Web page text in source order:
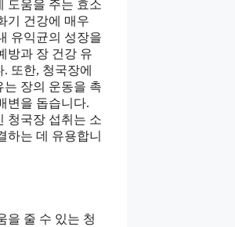
도움을 주는 효소
기 건강에 매우
유익균의 성장을
방과 장 건강 유
또한, 청국장에
는 장의 운동을 촉
변을 돕습니다.
청국장 섭취는 소
하는 데 유용합니
을 줄 수 있는 청